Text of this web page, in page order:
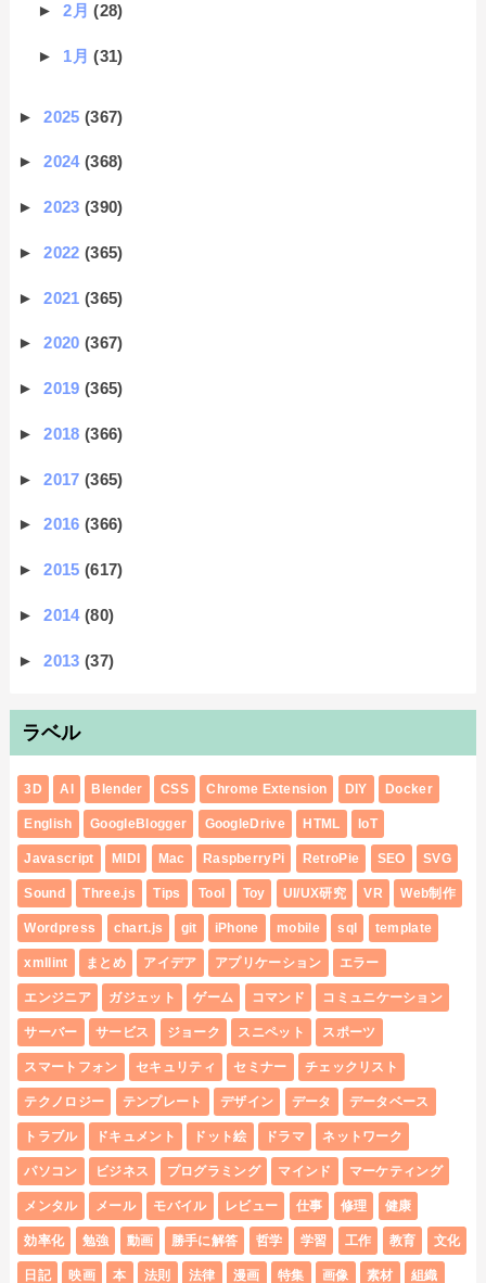
►2月(28)
► 1月(31)
►2025(367)
►2024(368)
►2023(390)
►2022(365)
►2021(365)
►2020(367)
►2019(365)
►2018(366)
►2017(365)
►2016(366)
►2015(617)
►2014(80)
►2013(37)
ラベル
3D AI Blender CSS Chrome Extension DIY Docker
English GoogleBlogger GoogleDrive HTML IoT
Javascript MIDI Mac RaspberryPi RetroPie SEO SVG
Sound Three.js Tips Tool Toy UI/UX研究 VR Web制作
Wordpress chart.js git iPhone mobile sql template
xmllint まとめ アイデア アプリケーション エラー
エンジニア ガジェット ゲーム コマンド コミュニケーション
サーバー サービス ジョーク スニペット スポーツ
スマートフォン セキュリティ セミナー チェックリスト
テクノロジー テンプレート デザイン データ データベース
トラブル ドキュメント ドット絵 ドラマ ネットワーク
パソコン ビジネス プログラミング マインド マーケティング
メンタル メール モバイル レビュー 仕事 修理 健康
効率化 勉強 動画 勝手に解答 哲学 学習 工作 教育 文化
日記 映画 本 法則 法律 漫画 特集 画像 素材 組織